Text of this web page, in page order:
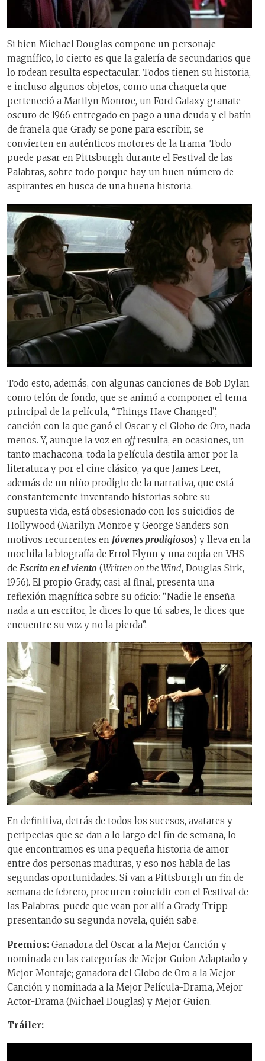
Si bien Michael Douglas compone un personaje
magnífico, lo cierto es que la galería de secundarios que
lo rodean resulta espectacular. Todos tienen su historia,
e incluso algunos objetos, como una chaqueta que
perteneció a Marilyn Monroe, un Ford Galaxy granate
oscuro de 1966 entregado en pago a una deuda y el batín
de franela que Grady se pone para escribir, se
convierten en auténticos motores de la trama. Todo
puede pasar en Pittsburgh durante el Festival de las
Palabras, sobre todo porque hay un buen número de
aspirantes en busca de una buena historia.
Todo esto, además, con algunas canciones de Bob Dylan
como telón de fondo, que se animó a componer el tema
principal de la película, “Things Have Changed”,
canción con la que ganó el Oscar y el Globo de Oro, nada
menos. Y, aunque la voz en offresulta, en ocasiones, un
tanto machacona, toda la película destila amor por la
literatura y por el cine clásico, ya que James Leer,
además de un niño prodigio de la narrativa, que está
constantemente inventando historias sobre su
supuesta vida, está obsesionado con los suicidios de
Hollywood (Marilyn Monroe y George Sanders son
motivos recurrentes en Jóvenes prodigiosos) y lleva en la
mochila la biografía de Errol Flynn y una copia en VHS
de Escrito en el viento (Written on the Wind, Douglas Sirk,
1956). El propio Grady, casi al final, presenta una
reflexión magnífica sobre su oficio: “Nadie le enseña
nada a un escritor, le dices lo que tú sabes, le dices que
encuentre su voz y no la pierda”.
En definitiva, detrás de todos los sucesos, avatares y
peripecias que se dan a lo largo del fin de semana, lo
que encontramos es una pequeña historia de amor
entre dos personas maduras, y eso nos habla de las
segundas oportunidades. Si van a Pittsburgh un fin de
semana de febrero, procuren coincidir con el Festival de
las Palabras, puede que vean por allí a Grady Tripp
presentando su segunda novela, quién sabe.
Premios: Ganadora del Oscar a la Mejor Canción y
nominada en las categorías de Mejor Guion Adaptado y
Mejor Montaje; ganadora del Globo de Oro a la Mejor
Canción y nominada a la Mejor Película-Drama, Mejor
Actor-Drama (Michael Douglas) y Mejor Guion.
Tráiler: